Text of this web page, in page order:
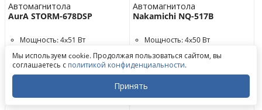
Автомагнитола
AurA STORM-678DSP
Мощность: 4x51 Вт
Встроенный процессор: да
Линейные выходы: 3 пары
Автомагнитола
Nakamichi NQ-517B
Мощность: 4x50 Вт
Линейные выходы: 3 пары
Наличие Bluetooth: да
3 990
Обратный звонок
Написать в ВКонтакте
Написать в MAX
Мы используем cookie. Продолжая пользоваться сайтом, вы
соглашаетесь с политикой конфиденциальности.
Принять